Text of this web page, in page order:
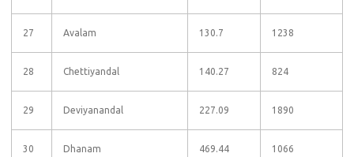
27 Avalam 130.7 1238
28 Chettiyandal 140.27 824
29 Deviyanandal 227.09 1890
30 Dhanam 469.44 1066